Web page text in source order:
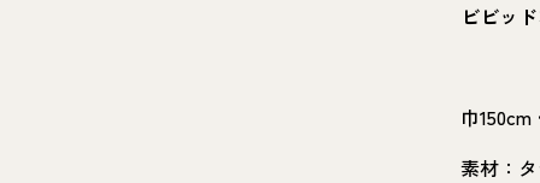
ビビッ
巾
素材：